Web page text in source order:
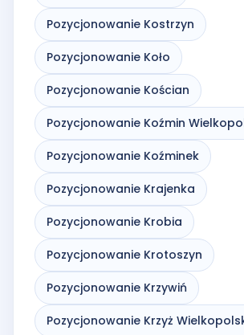
Pozycjonowanie Kostrzyn
Pozycjonowanie Koło
Pozycjonowanie Kościan
Pozycjonowanie Koźmin
Pozycjonowanie Koźminek
Pozycjonowanie Krajenka
Pozycjonowanie Krobia
Pozycjonowanie Krotoszyn
Pozycjonowanie Krzywiń
Pozycjonowanie Krzyż